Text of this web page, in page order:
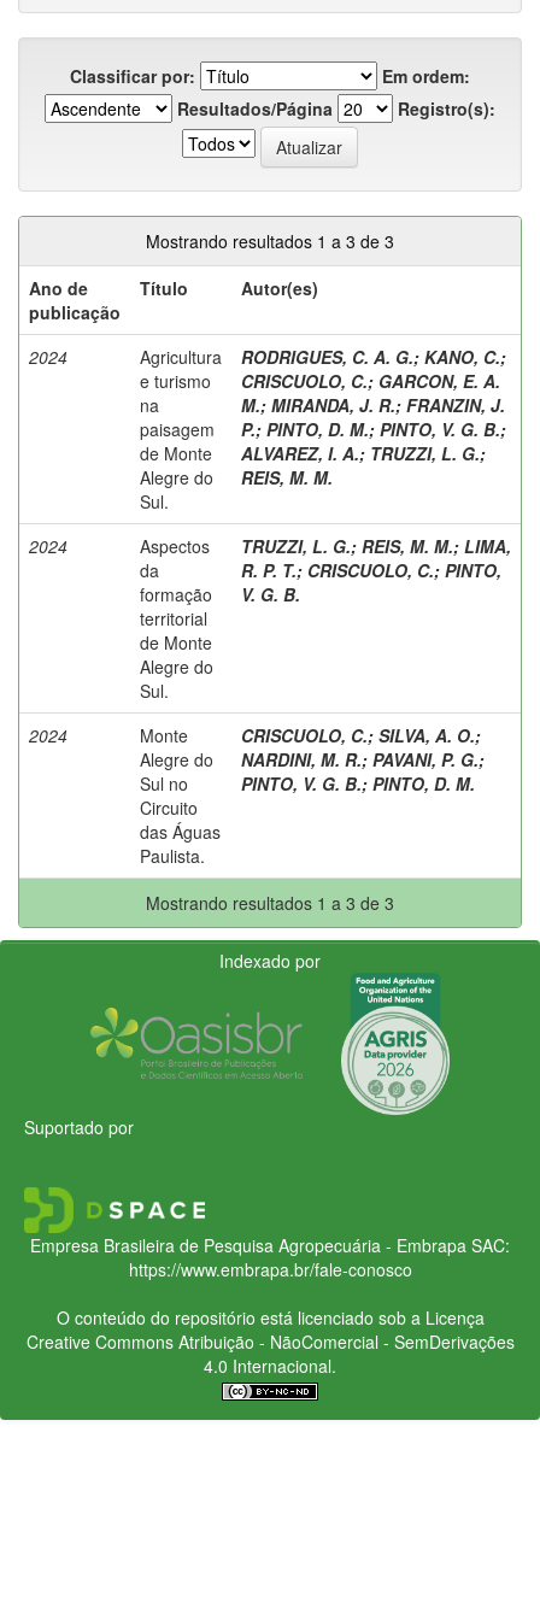
Classificar por:
Em ordem:
Resultados/Página
Registro(s):
Mostrando resultados 1 a 3 de 3
Ano de
publicação
Título Autor(es)
2024
Agricultura
e turismo
na
paisagem
de Monte
Alegre do
Sul.
RODRIGUES, C. A. G.; KANO, C.;
CRISCUOLO, C.; GARCON, E. A.
M.; MIRANDA, J. R.; FRANZIN, J.
P.; PINTO, D. M.; PINTO, V. G. B.;
ALVAREZ, I. A.; TRUZZI, L. G.;
REIS, M. M.
2024
Aspectos
da
formação
territorial
de Monte
Alegre do
Sul.
TRUZZI, L. G.; REIS, M. M.; LIMA,
R. P. T.; CRISCUOLO, C.; PINTO,
V. G. B.
2024
Monte
Alegre do
Sul no
Circuito
das Águas
Paulista.
CRISCUOLO, C.; SILVA, A. O.;
NARDINI, M. R.; PAVANI, P. G.;
PINTO, V. G. B.; PINTO, D. M.
Mostrando resultados 1 a 3 de 3
Indexado por
Suportado por
Empresa Brasileira de Pesquisa Agropecuária - Embrapa SAC:
https://www.embrapa.br/fale-conosco
O conteúdo do repositório está licenciado sob a Licença
Creative CommonsAtribuição - NãoComercial - SemDerivações
4.0 Internacional.